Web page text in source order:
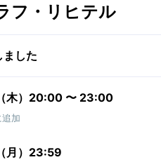
フ・リヒテル
ました
木）20:00 〜 23:00
追加
月）23:59